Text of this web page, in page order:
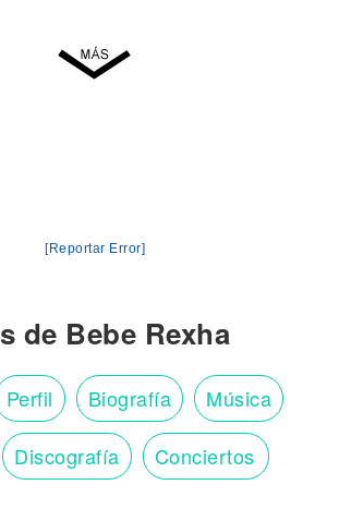
[Reportar Error]
de Bebe Rexha
Perfil Biografía Música
Discografía Conciertos